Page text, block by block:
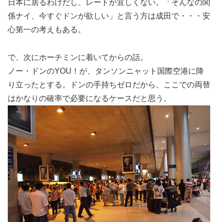
日本に居るわけだし、レートが宜しくない。「そんなの関
係ナイ、今すぐドンが欲しい」と言う方は成田で・・・安
心第一の考えもある。
で、次にホーチミンに着いてからの話。
ノー・ドンのYOU！が、タンソンニャット国際空港に降
り立ったとする。ドンの手持ちゼロだから、ここでの両替
はかなりの確率で必要になるケースだと思う。